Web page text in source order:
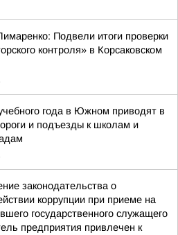
Подвели итоги проверки
контроля» в Корсаковском
года в Южном приводят в
и подъезды к школам и
законодательства о
коррупции при приеме на
государственного служащего
предприятия привлечен к